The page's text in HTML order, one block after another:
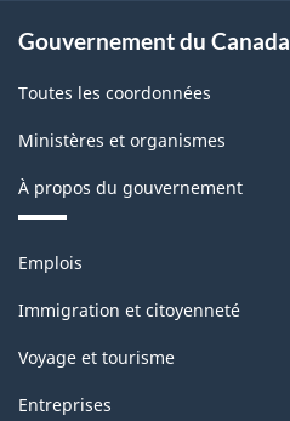
Gouvernement du Canada
Toutes les coordonnées
Ministères et organismes
À propos du gouvernement
Thèmes
sujets
Emplois
Immigration et citoyenneté
Voyage et tourisme
Entreprises